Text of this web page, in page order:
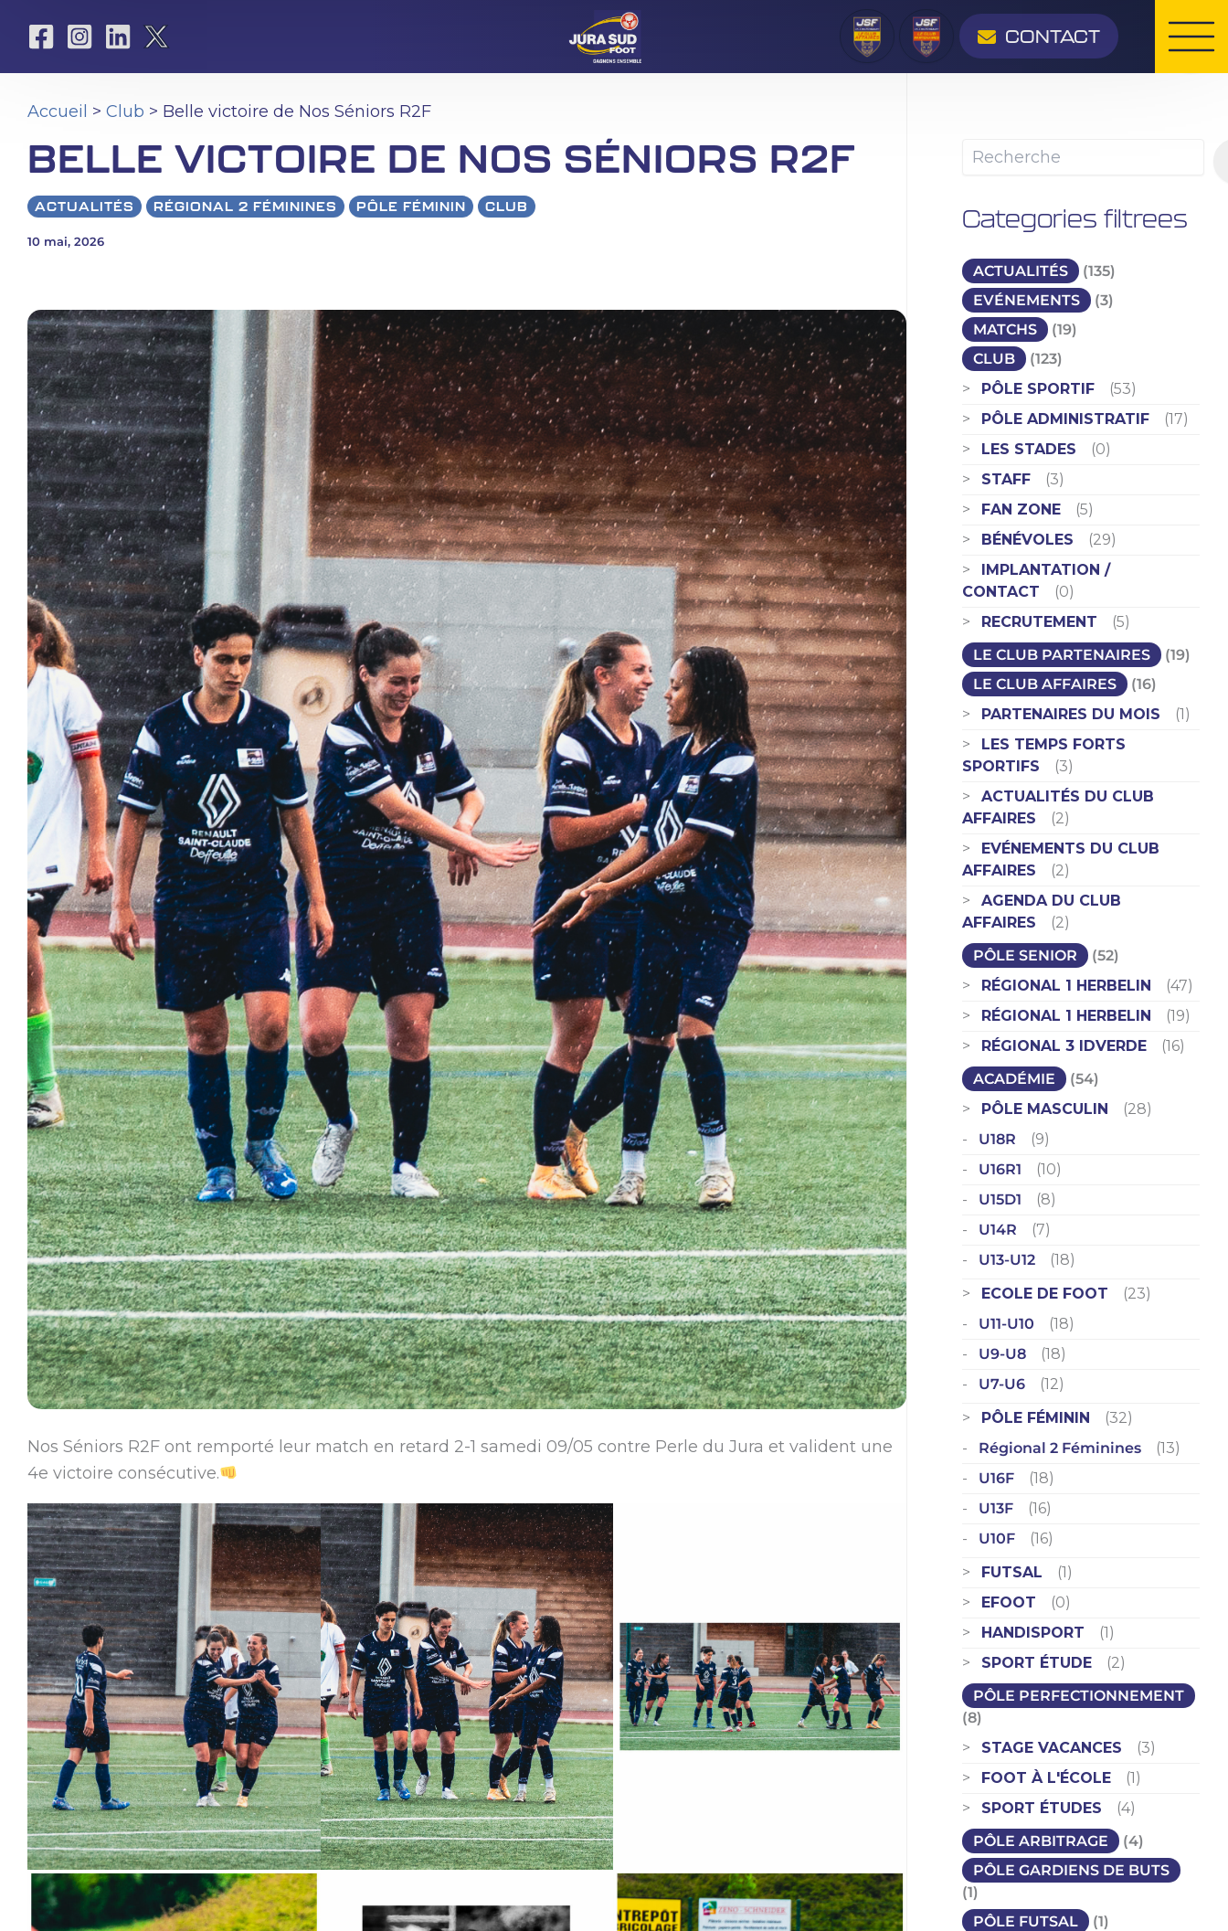
CONTACT
Accueil > Club > Belle victoire de Nos Séniors R2F
BELLE VICTOIRE DE NOS SÉNIORS R2F
ACTUALITÉS RÉGIONAL 2 FÉMININES PÔLE FÉMININ CLUB
10 mai, 2026
Nos Séniors R2F ont remporté leur match en retard 2-1 samedi 09/05 contre Perle du Jura et valident une
4e victoire consécutive.
Categories filtrees
ACTUALITÉS
(135)
EVÉNEMENTS
(3)
MATCHS
(19)
CLUB
(123)
PÔLE SPORTIF
(53)
PÔLE ADMINISTRATIF
(17)
LES STADES
(0)
STAFF
(3)
FAN ZONE
(5)
BÉNÉVOLES
(29)
IMPLANTATION /
CONTACT
(0)
RECRUTEMENT
(5)
LE CLUB PARTENAIRES
(19)
LE CLUB AFFAIRES
(16)
PARTENAIRES DU MOIS
(1)
LES TEMPS FORTS
SPORTIFS
(3)
ACTUALITÉS DU CLUB
AFFAIRES
(2)
EVÉNEMENTS DU CLUB
AFFAIRES
(2)
AGENDA DU CLUB
AFFAIRES
(2)
PÔLE SENIOR
(52)
RÉGIONAL 1 HERBELIN
(47)
RÉGIONAL 1 HERBELIN
(19)
RÉGIONAL 3 IDVERDE
(16)
ACADÉMIE
(54)
PÔLE MASCULIN
(28)
U18R
(9)
U16R1
(10)
U15D1
(8)
U14R
(7)
U13-U12
(18)
ECOLE DE FOOT
(23)
U11-U10
(18)
U9-U8
(18)
U7-U6
(12)
PÔLE FÉMININ
(32)
Régional 2 Féminines
(13)
U16F
(18)
U13F
(16)
U10F
(16)
FUTSAL
(1)
EFOOT
(0)
HANDISPORT
(1)
SPORT ÉTUDE
(2)
PÔLE PERFECTIONNEMENT
(8)
STAGE VACANCES
(3)
FOOT À L'ÉCOLE
(1)
SPORT ÉTUDES
(4)
PÔLE ARBITRAGE
(4)
PÔLE GARDIENS DE BUTS
(1)
PÔLE FUTSAL
(1)